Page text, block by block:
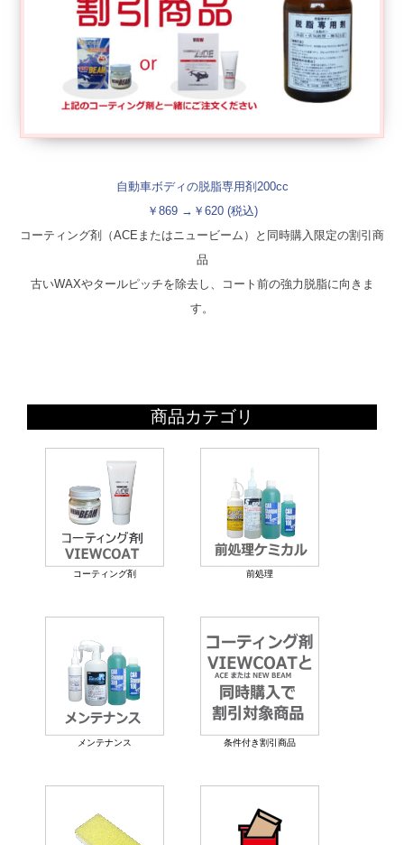
自動車ボディの脱脂専用剤200cc
￥869 →￥620 (税込)
コーティング剤（ACEまたはニュービーム）と同時購入限定の割引商
品
古いWAXやタールピッチを除去し、コート前の強力脱脂に向きま
す。
商品カテゴリ
コーティング剤 前処理
メンテナンス 条件付き割引商品